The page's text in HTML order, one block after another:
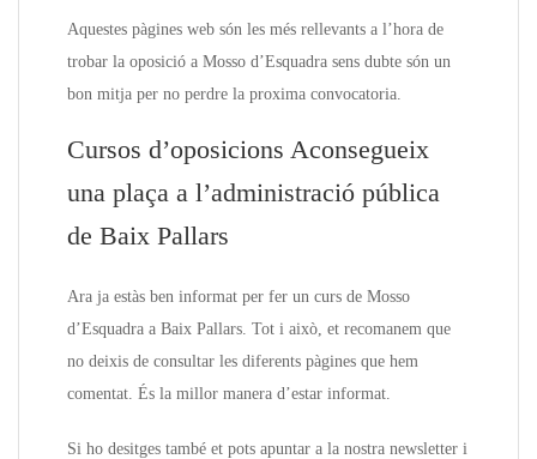
Aquestes pàgines web són les més rellevants a l’hora de
trobar la oposició a Mosso d’Esquadra sens dubte són un
bon mitja per no perdre la proxima convocatoria.
Cursos d’oposicions Aconsegueix
una plaça a l’administració pública
de Baix Pallars
Ara ja estàs ben informat per fer un curs de Mosso
d’Esquadra a Baix Pallars. Tot i això, et recomanem que
no deixis de consultar les diferents pàgines que hem
comentat. És la millor manera d’estar informat.
Si ho desitges també et pots apuntar a la nostra newsletter i